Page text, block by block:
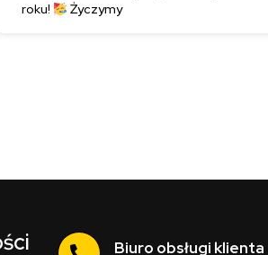
roku!
Życzymy
Biuro obsługi klienta